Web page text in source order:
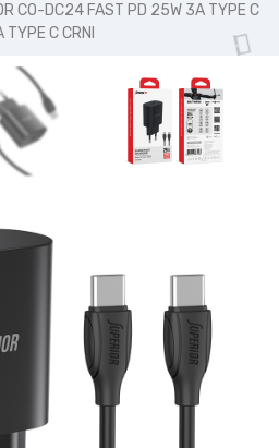
CO-DC24 FAST PD 25W 3A TYPE C
TYPE C CRNI